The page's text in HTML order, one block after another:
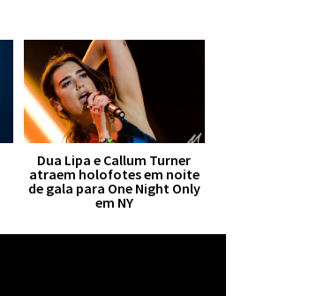
Dua Lipa e Callum Turner
atraem holofotes em noite
de gala para One Night Only
em NY